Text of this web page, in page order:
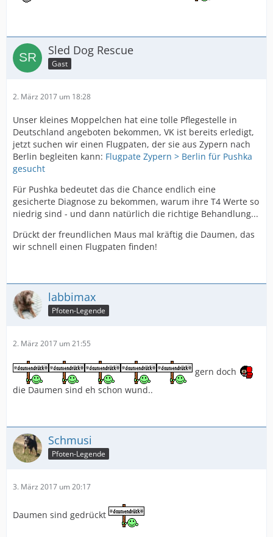
Sled Dog Rescue
Gast
2. März 2017 um 18:28
Unser kleines Moppelchen hat eine tolle Pflegestelle in
Deutschland angeboten bekommen, VK ist bereits erledigt,
jetzt suchen wir einen Flugpaten, der sie aus Zypern nach
Berlin begleiten kann: Flugpate Zypern > Berlin für Pushka
gesucht
Für Pushka bedeutet das die Chance endlich eine
gesicherte Diagnose zu bekommen, warum ihre T4 Werte so
niedrig sind - und dann natürlich die richtige Behandlung...
Drückt der freundlichen Maus mal kräftig die Daumen, das
wir schnell einen Flugpaten finden!
labbimax
Pfoten-Legende
2. März 2017 um 21:55
gern doch
die Daumen sind eh schon wund..
Schmusi
Pfoten-Legende
3. März 2017 um 20:17
Daumen sind gedrückt